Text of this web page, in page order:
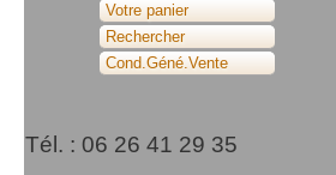
Votre panier
Rechercher
Cond.Géné.Vente
Tél. : 06 26 41 29 35